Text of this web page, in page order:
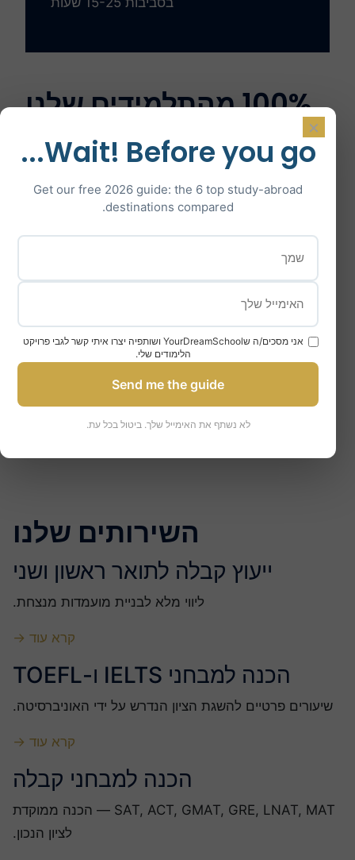
100% מהתלמידים שלנו
התקבלו
לאוניברסיטאות מובילות בעולם
קבעו פגישת ייעוץ חינם שוחח בצ'אט עם יועץ
בחר את אוניברסיטת
חלומותיך בארצות
הברית
השירותים שלנו
ייעוץ קבלה לתואר ראשון ושני
ליווי מלא לבניית מועמדות מנצחת.
קרא עוד →
הכנה למבחני IELTS ו-TOEFL
שיעורים פרטיים להשגת הציון הנדרש על ידי האוניברסיטה.
קרא עוד →
הכנה למבחני קבלה
SAT, ACT, GMAT, GRE, LNAT, MAT — הכנה ממוקדת
לציון הנכון.
Wait! Before you go...
Get our free 2026 guide: the 6 top study-abroad
destinations compared.
אני מסכים/ה שYourDreamSchool ושותפיה יצרו איתי קשר לגבי פרויקט
הלימודים שלי.
Send me the guide
לא נשתף את האימייל שלך. ביטול בכל עת.